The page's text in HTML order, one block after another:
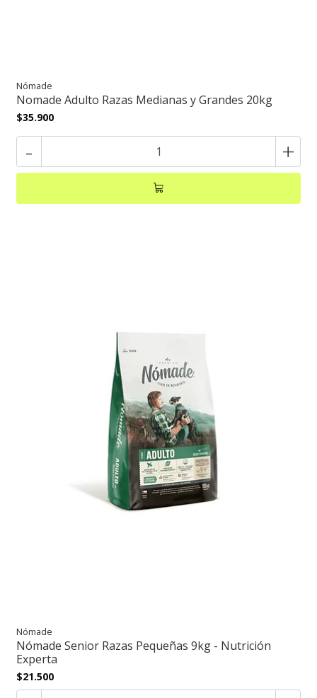
Nómade
Nomade Adulto Razas Medianas y Grandes 20kg
$35.900
- +
Nómade
Nómade Senior Razas Pequeñas 9kg - Nutrición
Experta
$21.500